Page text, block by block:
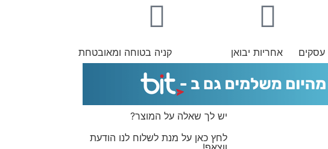
אחריות יבואן קניה בטוחה ומאובטחת
יש לך שאלה על המוצר?
לחץ כאן על מנת לשלוח לנו הודעת